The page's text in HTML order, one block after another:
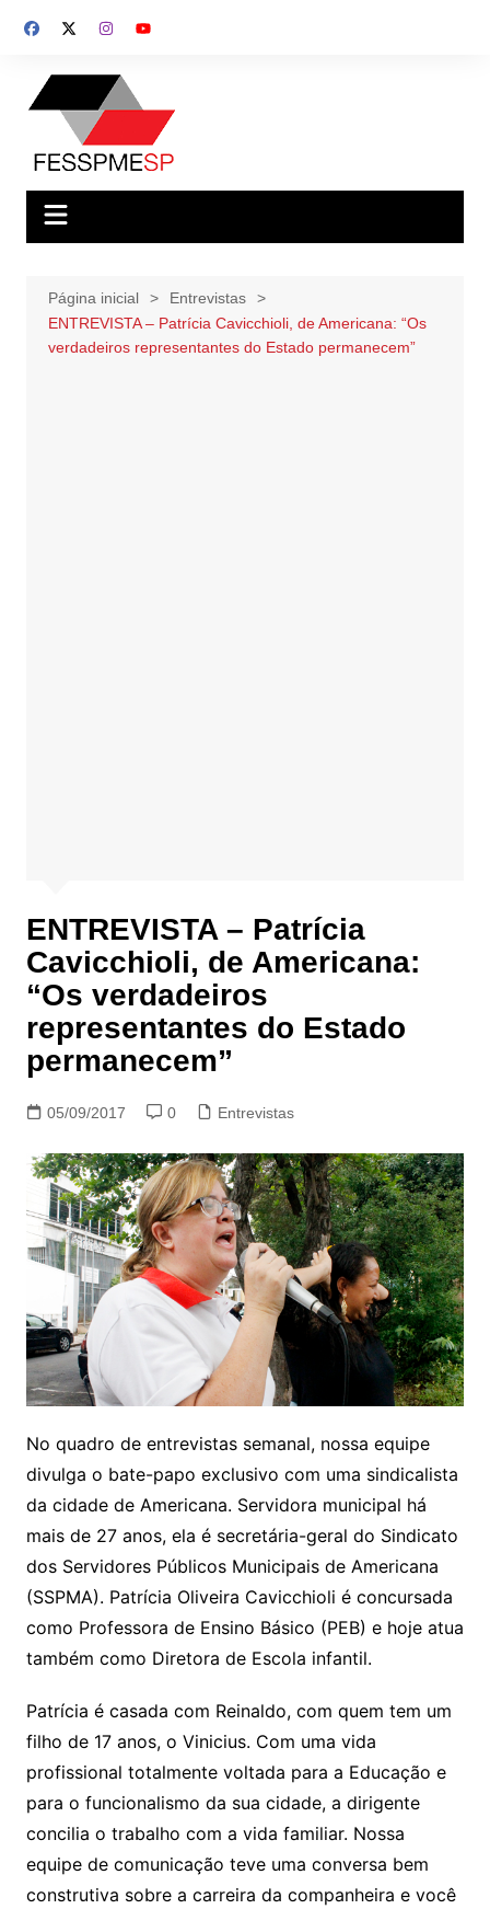
para
conteúdo
Página inicial
Entrevistas
ENTREVISTA – Patrícia Cavicchioli, de Americana: “Os
verdadeiros representantes do Estado permanecem”
ENTREVISTA – Patrícia
Cavicchioli, de Americana:
“Os verdadeiros
representantes do Estado
permanecem”
05/09/2017 0 Entrevistas
No quadro de entrevistas semanal, nossa equipe
divulga o bate-papo exclusivo com uma sindicalista
da cidade de Americana. Servidora municipal há
mais de 27 anos, ela é secretária-geral do Sindicato
dos Servidores Públicos Municipais de Americana
(SSPMA). Patrícia Oliveira Cavicchioli é concursada
como Professora de Ensino Básico (PEB) e hoje atua
também como Diretora de Escola infantil.
Patrícia é casada com Reinaldo, com quem tem um
filho de 17 anos, o Vinicius. Com uma vida
profissional totalmente voltada para a Educação e
para o funcionalismo da sua cidade, a dirigente
concilia o trabalho com a vida familiar. Nossa
equipe de comunicação teve uma conversa bem
construtiva sobre a carreira da companheira e você